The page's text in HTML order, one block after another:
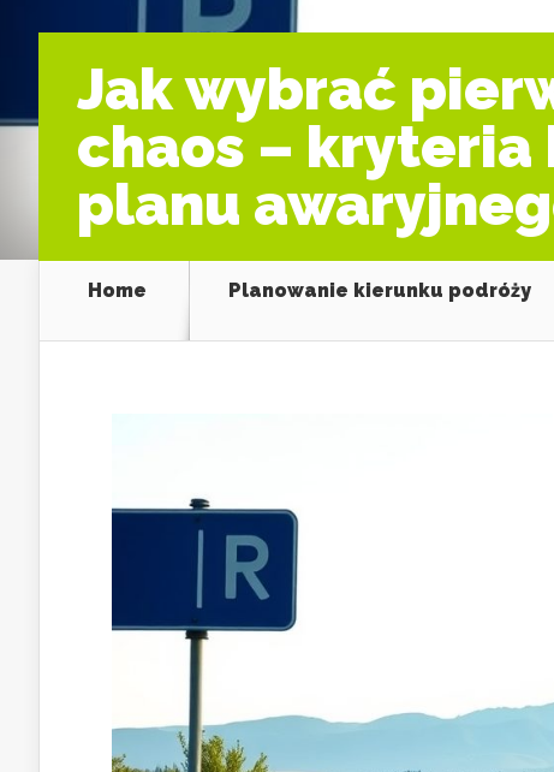
Jak wybrać
chaos –
planu
Home Planowanie kierunku podróży